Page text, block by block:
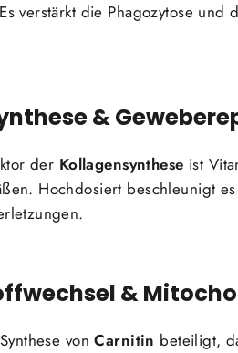
verstärkt die Phagozytose
&
der Kollagensynthese ist
Hochdosiert beschleunigt
&
vonCarnitin beteiligt,